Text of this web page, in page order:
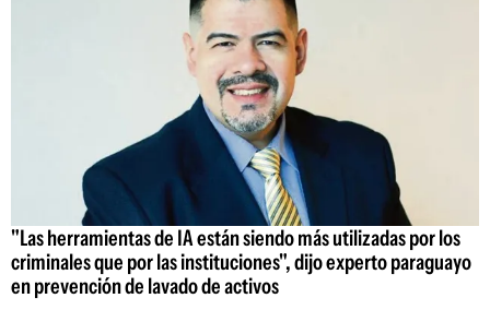
"Las herramientas de IA están siendo más utilizadas por los
criminales que por las instituciones", dijo experto paraguayo
en prevención de lavado de activos